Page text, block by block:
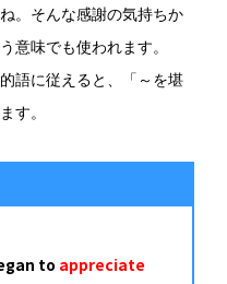
。そんな感謝の気持ちか
意味でも使われます。
語に従えると、「～を堪
す。
to appreciate